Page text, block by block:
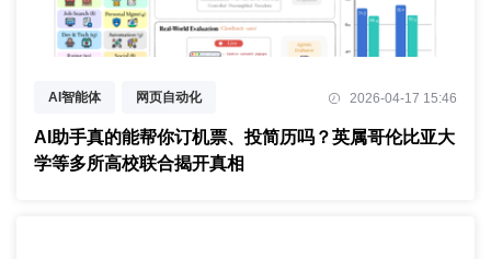
AI智能体 网页自动化
基准测试评估
2026-04-17 15:46
AI助手真的能帮你订机票、投简历吗？英属哥伦比亚大
学等多所高校联合揭开真相